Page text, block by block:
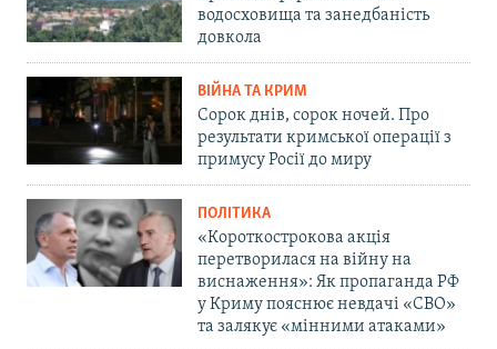
водосховища та занедбаність
довкола
ВІЙНА ТА КРИМ
Сорок днів, сорок ночей. Про
результати кримської операції з
примусу Росії до миру
ПОЛІТИКА
«Короткострокова акція
перетворилася на війну на
виснаження»: Як пропаганда РФ
у Криму пояснює невдачі «СВО»
та залякує «мінними атаками»